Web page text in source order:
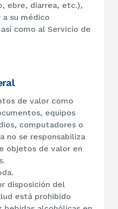
ebre, diarrea, etc.),
su médico
como al Servicio de
de valor como
equipos
computadores o
no se responsabiliza
objetos de valor en
disposición del
está prohibido